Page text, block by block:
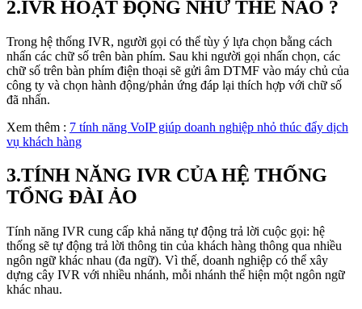
2.IVR HOẠT ĐỘNG NHƯ THẾ NÀO ?
Trong hệ thống IVR, người gọi có thể tùy ý lựa chọn bằng cách
nhấn các chữ số trên bàn phím. Sau khi người gọi nhấn chọn, các
chữ số trên bàn phím điện thoại sẽ gửi âm DTMF vào máy chủ của
công ty và chọn hành động/phản ứng đáp lại thích hợp với chữ số
đã nhấn.
Xem thêm : 7 tính năng VoIP giúp doanh nghiệp nhỏ thúc đẩy dịch
vụ khách hàng
3.TÍNH NĂNG IVR CỦA HỆ THỐNG
TỔNG ĐÀI ẢO
Tính năng IVR cung cấp khả năng tự động trả lời cuộc gọi: hệ
thống sẽ tự động trả lời thông tin của khách hàng thông qua nhiều
ngôn ngữ khác nhau (đa ngữ). Vì thế, doanh nghiệp có thể xây
dựng cây IVR với nhiều nhánh, mỗi nhánh thể hiện một ngôn ngữ
khác nhau.